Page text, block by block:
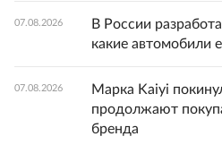
07.08.2026
В России
какие автомобили
07.08.2026
Марка Kaiyi
продолжают
бренда